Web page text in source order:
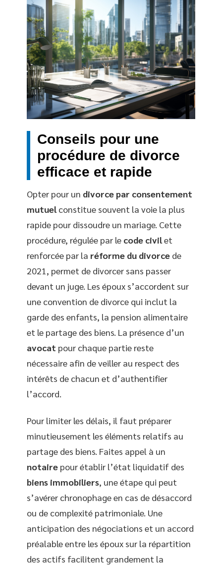
Conseils pour une
procédure de divorce
efficace et rapide
Opter pour un divorce par consentement
mutuelconstitue souvent la voie la plus
rapide pour dissoudre un mariage. Cette
procédure, régulée par le code civilet
renforcée par la réforme du divorce de
2021, permet de divorcer sans passer
devant un juge. Les époux s’accordent sur
une convention de divorce qui inclut la
garde des enfants, la pension alimentaire
et le partage des biens. La présence d’un
avocat pour chaque partie reste
nécessaire afin de veiller au respect des
intérêts de chacun et d’authentifier
l’accord.
Pour limiter les délais, il faut préparer
minutieusement les éléments relatifs au
partage des biens. Faites appel à un
notaire pour établir l’état liquidatif des
biens immobiliers, une étape qui peut
s’avérer chronophage en cas de désaccord
ou de complexité patrimoniale. Une
anticipation des négociations et un accord
préalable entre les époux sur la répartition
des actifs facilitent grandement la